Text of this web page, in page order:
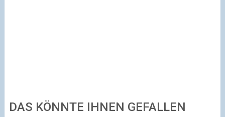
DAS KÖNNTE IHNEN GEFALLEN